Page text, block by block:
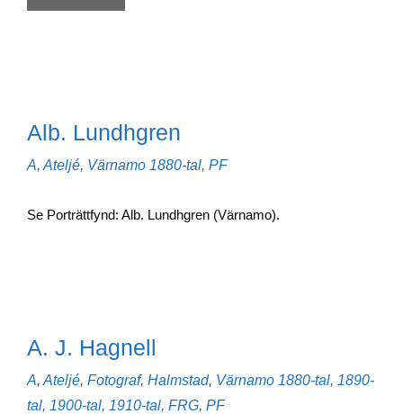
Alb. Lundhgren
Kategorier
A, Ateljé, Värnamo Etiketter
1880-tal, PF
Se Porträttfynd: Alb. Lundhgren (Värnamo).
A. J. Hagnell
Kategorier
A, Ateljé, Fotograf, Halmstad, Värnamo Etiketter
1880-tal, 1890-
tal, 1900-tal, 1910-tal, FRG, PF